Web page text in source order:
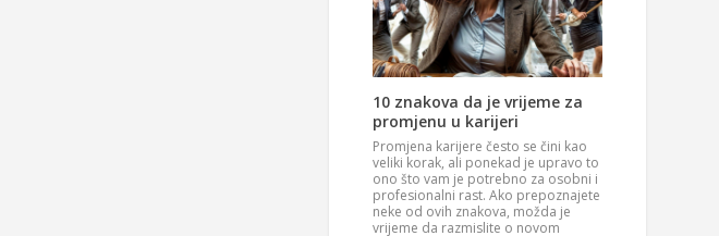
10 znakova da je vrijeme za
promjenu u karijeri
Promjena karijere često se čini kao
veliki korak, ali ponekad je upravo to
ono što vam je potrebno za osobni i
profesionalni rast. Ako prepoznajete
neke od ovih znakova, možda je
vrijeme da razmislite o novom